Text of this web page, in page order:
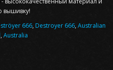
вышивку!
666,Destroyer 666,Australian
, Australia